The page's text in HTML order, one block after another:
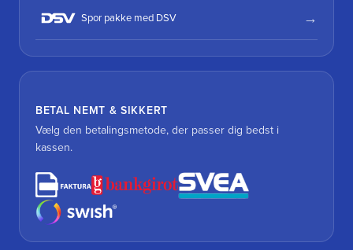
Spor pakke med DSV
BETAL NEMT & SIKKERT
Vælg den betalingsmetode, der passer dig bedst i
kassen.